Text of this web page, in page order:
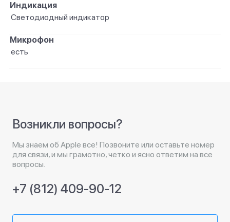
Индикация
Светодиодный индикатор
Микрофон
есть
Возникли вопросы?
Мы знаем об Apple все! Позвоните или оставьте номер
для связи, и мы грамотно, четко и ясно ответим на все
вопросы.
+7 (812) 409-90-12